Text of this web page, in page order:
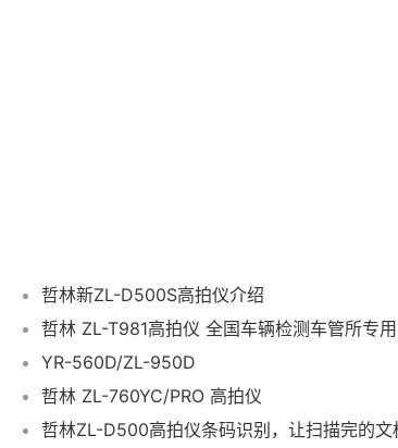
哲林新ZL-D500S高拍仪介绍
哲林 ZL-T981高拍仪 全国车辆检测车管所专用
YR-560D/ZL-950D
哲林 ZL-760YC/PRO 高拍仪